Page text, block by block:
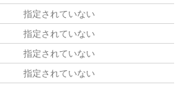
指定されていない
指定されていない
指定されていない
指定されていない